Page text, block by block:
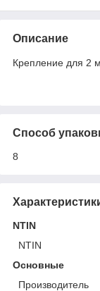
Описание
Крепление для 2
Способ
8
NTIN
NTIN
Основные
Производитель